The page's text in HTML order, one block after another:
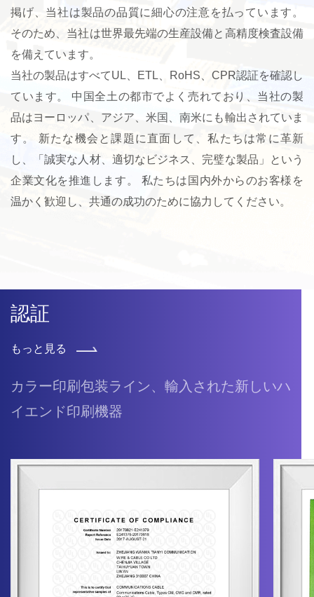
掲げ、当社は製品の品質に細心の注意を払っています。
そのため、当社は世界最先端の生産設備と高精度検査設備
を備えています。
当社の製品はすべてUL、ETL、RoHS、CPR認証を確認し
ています。 中国全土の都市でよく売れており、当社の製
品はヨーロッパ、アジア、米国、南米にも輸出されていま
す。 新たな機会と課題に直面して、私たちは常に革新
し、「誠実な人材、適切なビジネス、完璧な製品」という
企業文化を推進します。 私たちは国内外からのお客様を
温かく歓迎し、共通の成功のために協力してください。
認証
もっと見る
カラー印刷包装ライン、輸入された新しいハ
イエンド印刷機器